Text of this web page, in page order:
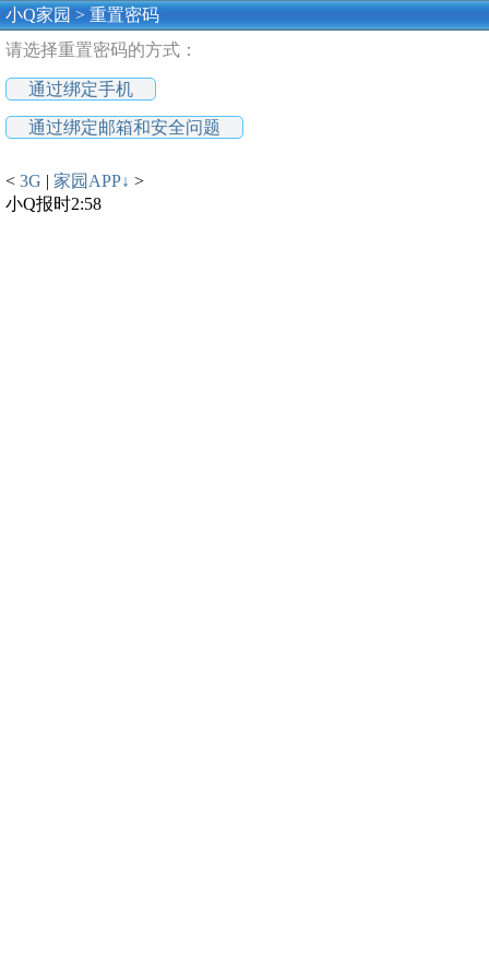
小Q家园 > 重置密码
请选择重置密码的方式：
通过绑定手机
通过绑定邮箱和安全问题
< 3G | 家园APP↓ >
小Q报时2:58